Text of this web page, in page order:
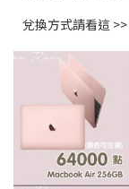
兌換方式請看這 >>